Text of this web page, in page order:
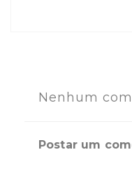
Nenhum
Postar um